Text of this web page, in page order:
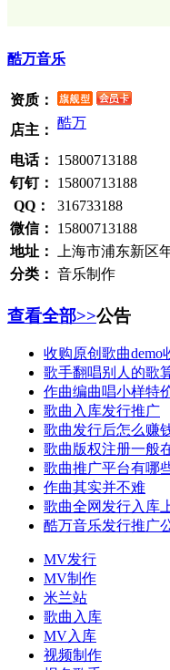
酷万音乐
资质：
店主： 酷万
电话：
15800713188
钉钉：
15800713188
QQ：
316733188
微信：
15800713188
地址：
上海市浦东新区
分类： 音乐制作
查看全部>>公告
收购原创歌曲demo
歌手翻唱别人的歌
作曲编曲唱小样特
歌曲入库发行推广
歌曲发行后怎么赚
歌曲版权注册一般
歌曲推广平台有哪
作曲其实并不难
歌曲全网发行入库
酷万音乐发行推广
MV发行
MV制作
米兰站
歌曲入库
MV入库
视频制作